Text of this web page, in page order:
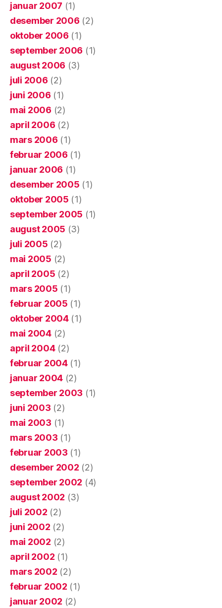
januar 2007 (1)
desember 2006 (2)
oktober 2006 (1)
september 2006 (1)
august 2006 (3)
juli 2006 (2)
juni 2006 (1)
mai 2006 (2)
april 2006 (2)
mars 2006 (1)
februar 2006 (1)
januar 2006 (1)
desember 2005 (1)
oktober 2005 (1)
september 2005 (1)
august 2005 (3)
juli 2005 (2)
mai 2005 (2)
april 2005 (2)
mars 2005 (1)
februar 2005 (1)
oktober 2004(1)
mai 2004(2)
april 2004(2)
februar 2004(1)
januar 2004 (2)
september 2003 (1)
juni 2003 (2)
mai 2003 (1)
mars 2003 (1)
februar 2003 (1)
desember 2002 (2)
september 2002 (4)
august 2002 (3)
juli 2002 (2)
juni 2002 (2)
mai 2002 (2)
april 2002 (1)
mars 2002 (2)
februar 2002 (1)
januar 2002 (2)